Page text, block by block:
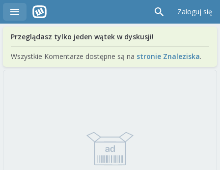
Zaloguj się
Przeglądasz tylko jeden wątek w dyskusji!
Wszystkie Komentarze dostępne są na stronie Znaleziska.